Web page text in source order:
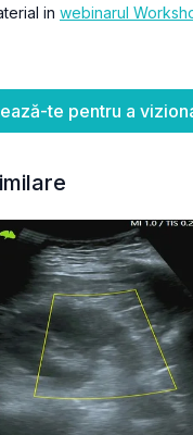
in webinarul
te pentru a